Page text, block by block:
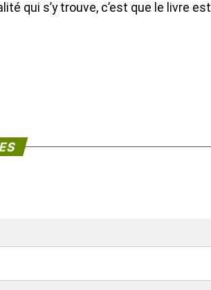
qui s’y trouve, c’est que le livre est